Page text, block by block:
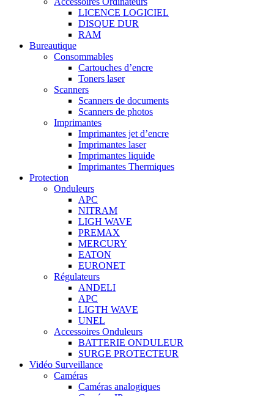
LICENCE LOGICIEL
DISQUE DUR
RAM
Bureautique
Consommables
Cartouches d’encre
Toners laser
Scanners
Scanners de documents
Scanners de photos
Imprimantes
Imprimantes jet d’encre
Imprimantes laser
Imprimantes liquide
Imprimantes Thermiques
Protection
Onduleurs
APC
NITRAM
LIGH WAVE
PREMAX
MERCURY
EATON
EURONET
Régulateurs
ANDELI
APC
LIGTH WAVE
UNEL
Accessoires Onduleurs
BATTERIE ONDULEUR
SURGE PROTECTEUR
Vidéo Surveillance
Caméras
Caméras analogiques